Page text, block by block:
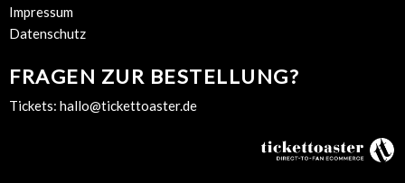
Impressum
Datenschutz
FRAGEN ZUR BESTELLUNG?
Tickets: hallo@tickettoaster.de